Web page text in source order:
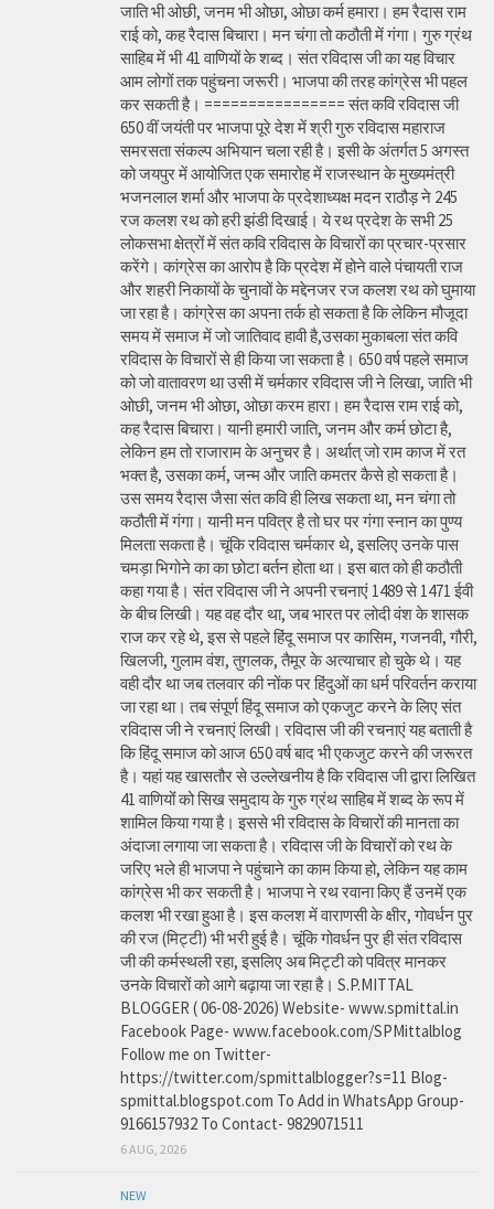
जाति भी ओछी, जनम भी ओछा, ओछा कर्म हमारा। हम रैदास राम
राई को, कह रैदास बिचारा। मन चंगा तो कठौती में गंगा। गुरु ग्रंथ
साहिब में भी 41 वाणियों के शब्द। संत रविदास जी का यह विचार
आम लोगों तक पहुंचना जरूरी। भाजपा की तरह कांग्रेस भी पहल
कर सकती है। ================ संत कवि रविदास जी
650 वीं जयंती पर भाजपा पूरे देश में श्री गुरु रविदास महाराज
समरसता संकल्प अभियान चला रही है। इसी के अंतर्गत 5 अगस्त
को जयपुर में आयोजित एक समारोह में राजस्थान के मुख्यमंत्री
भजनलाल शर्मा और भाजपा के प्रदेशाध्यक्ष मदन राठौड़ ने 245
रज कलश रथ को हरी झंडी दिखाई। ये रथ प्रदेश के सभी 25
लोकसभा क्षेत्रों में संत कवि रविदास के विचारों का प्रचार-प्रसार
करेंगे। कांग्रेस का आरोप है कि प्रदेश में होने वाले पंचायती राज
और शहरी निकायों के चुनावों के मद्देनजर रज कलश रथ को घुमाया
जा रहा है। कांग्रेस का अपना तर्क हो सकता है कि लेकिन मौजूदा
समय में समाज में जो जातिवाद हावी है,उसका मुकाबला संत कवि
रविदास के विचारों से ही किया जा सकता है। 650 वर्ष पहले समाज
को जो वातावरण था उसी में चर्मकार रविदास जी ने लिखा, जाति भी
ओछी, जनम भी ओछा, ओछा करम हारा। हम रैदास राम राई को,
कह रैदास बिचारा। यानी हमारी जाति, जनम और कर्म छोटा है,
लेकिन हम तो राजाराम के अनुचर है। अर्थात् जो राम काज में रत
भक्त है, उसका कर्म, जन्म और जाति कमतर कैसे हो सकता है।
उस समय रैदास जैसा संत कवि ही लिख सकता था, मन चंगा तो
कठौती में गंगा। यानी मन पवित्र है तो घर पर गंगा स्नान का पुण्य
मिलता सकता है। चूंकि रविदास चर्मकार थे, इसलिए उनके पास
चमड़ा भिगोने का का छोटा बर्तन होता था। इस बात को ही कठौती
कहा गया है। संत रविदास जी ने अपनी रचनाएं 1489 से 1471 ईवी
के बीच लिखी। यह वह दौर था, जब भारत पर लोदी वंश के शासक
राज कर रहे थे, इस से पहले हिंदू समाज पर कासिम, गजनवी, गौरी,
खिलजी, गुलाम वंश, तुगलक, तैमूर के अत्याचार हो चुके थे। यह
वही दौर था जब तलवार की नोंक पर हिंदुओं का धर्म परिवर्तन कराया
जा रहा था। तब संपूर्ण हिंदू समाज को एकजुट करने के लिए संत
रविदास जी ने रचनाएं लिखी। रविदास जी की रचनाएं यह बताती है
कि हिंदू समाज को आज 650 वर्ष बाद भी एकजुट करने की जरूरत
है। यहां यह खासतौर से उल्लेखनीय है कि रविदास जी द्वारा लिखित
41 वाणियोंं को सिख समुदाय के गुरु ग्रंथ साहिब में शब्द के रूप में
शामिल किया गया है। इससे भी रविदास के विचारों की मानता का
अंदाजा लगाया जा सकता है। रविदास जी के विचारों को रथ के
जरिए भले ही भाजपा ने पहुंचाने का काम किया हो, लेकिन यह काम
कांग्रेस भी कर सकती है। भाजपा ने रथ रवाना किए हैं उनमें एक
कलश भी रखा हुआ है। इस कलश में वाराणसी के क्षीर, गोवर्धन पुर
की रज (मिट्टी) भी भरी हुई है। चूंकि गोवर्धन पुर ही संत रविदास
जी की कर्मस्थली रहा, इसलिए अब मिट्टी को पवित्र मानकर
उनके विचारों को आगे बढ़ाया जा रहा है। S.P.MITTAL
BLOGGER ( 06-08-2026) Website- www.spmittal.in
Facebook Page- www.facebook.com/SPMittalblog
Follow me on Twitter-
https://twitter.com/spmittalblogger?s=11 Blog-
spmittal.blogspot.com To Add in WhatsApp Group-
9166157932 To Contact- 9829071511
6 AUG, 2026
NEW